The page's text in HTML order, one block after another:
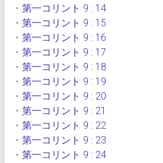
・ 第一コリント 9 : 14
・ 第一コリント 9 : 15
・ 第一コリント 9 : 16
・ 第一コリント 9 : 17
・ 第一コリント 9 : 18
・ 第一コリント 9 : 19
・ 第一コリント 9 : 20
・ 第一コリント 9 : 21
・ 第一コリント 9 : 22
・ 第一コリント 9 : 23
・ 第一コリント 9 : 24